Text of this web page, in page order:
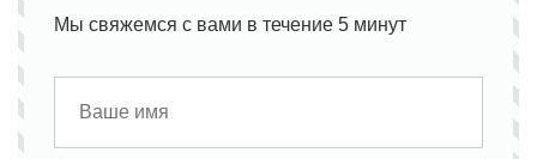
Мы свяжемся с вами в течение 5 минут